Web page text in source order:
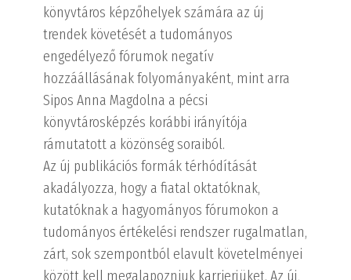
könyvtáros képzőhelyek számára az új
trendek követését a tudományos
engedélyező fórumok negatív
hozzáállásának folyományaként, mint arra
Sipos Anna Magdolna a pécsi
könyvtárosképzés korábbi irányítója
rámutatott a közönség soraiból.
Az új publikációs formák térhódítását
akadályozza, hogy a fiatal oktatóknak,
kutatóknak a hagyományos fórumokon a
tudományos értékelési rendszer rugalmatlan,
zárt, sok szempontból elavult követelményei
között kell megalapozniuk karrierjüket. Az új,